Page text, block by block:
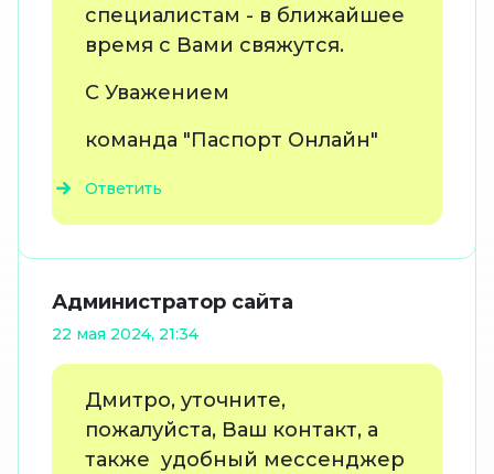
специалистам - в ближайшее
время с Вами свяжутся.
С Уважением
команда "Паспорт Онлайн"
Ответить
Администратор сайта
22 мая 2024, 21:34
Дмитро, уточните,
пожалуйста, Ваш контакт, а
также удобный мессенджер